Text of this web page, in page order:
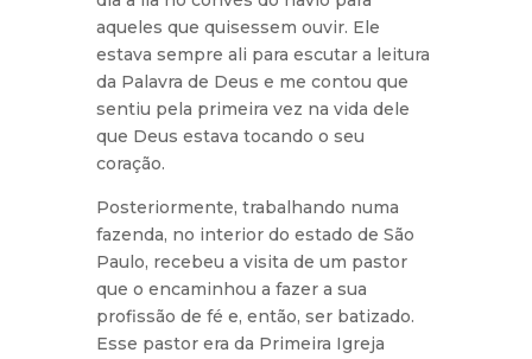
aqueles que quisessem ouvir. Ele
estava sempre ali para escutar a leitura
da Palavra de Deus e me contou que
sentiu pela primeira vez na vida dele
que Deus estava tocando o seu
coração.
Posteriormente, trabalhando numa
fazenda, no interior do estado de São
Paulo, recebeu a visita de um pastor
que o encaminhou a fazer a sua
profissão de fé e, então, ser batizado.
Esse pastor era da Primeira Igreja